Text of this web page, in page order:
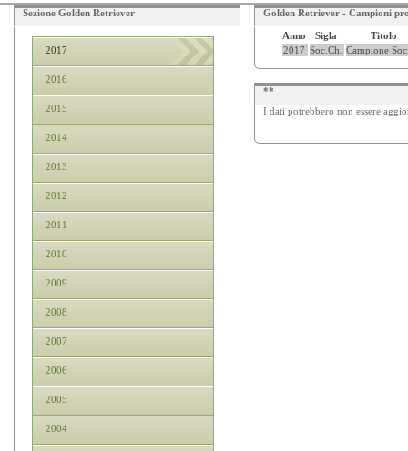
Sezione Golden Retriever
2017
2016
2015
2014
2013
2012
2011
2010
2009
2008
2007
2006
2005
2004
Golden Retriever - Campioni
Anno Sigla
Titolo
2017 Soc.Ch. Campione
**
I dati potrebbero non essere